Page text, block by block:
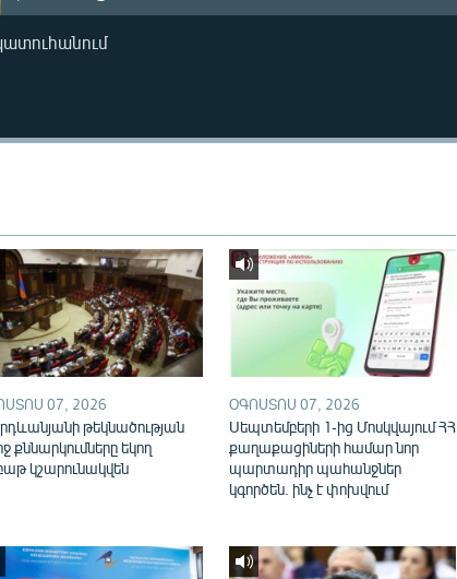
07, 2026
թեկնածության
քննարկումները եկող
կշարունակվեն
ՕԳՈՍՏՈՍ 07, 2026
Սեպտեմբերի 1-ից Մոսկվայում ՀՀ
քաղաքացիների համար նոր
պարտադիր պահանջներ
կգործեն. ինչ է փոխվում